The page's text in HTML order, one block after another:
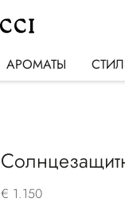
АРОМАТЫ
€ 1.150